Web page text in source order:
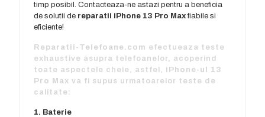
timp posibil. Contacteaza-ne astazi pentru a beneficia
de solutii de reparatii iPhone 13 Pro Maxfiabile si
eficiente!
Reparatii-Telefoane.com efectueaza teste
exhaustive asupra telefoanelor, acoperind
toate aspectele cheie, astfel, iPhone-ul 13
Pro Maxva fi supus urmatoarelor teste de
calitate:
1. Baterie